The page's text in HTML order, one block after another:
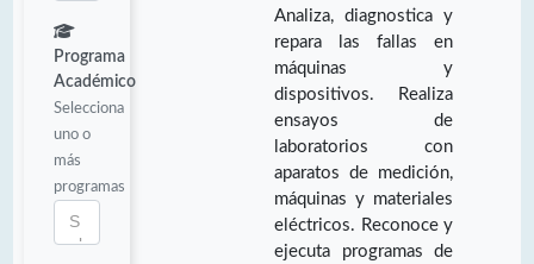
Programa
Académico
Selecciona
uno o
más
programas
Analiza, diagnostica y
repara las fallas en
máquinas y
dispositivos. Realiza
ensayos de
laboratorios con
aparatos de medición,
máquinas y materiales
eléctricos. Reconoce y
ejecuta programas de